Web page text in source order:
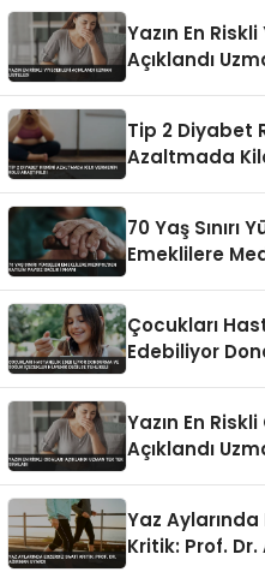
Yazın En
Açıklandı
Tip 2 Diyabet
Azaltmada
70 Yaş Sınırı
Emeklilere
Çocukları
Edebiliyor
Yazın En Riskli
Açıklandı
Yaz
Kritik: Prof. Dr.